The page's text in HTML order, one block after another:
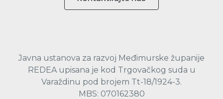
Javna ustanova za razvoj Međimurske županije
REDEA upisana je kod Trgovačkog suda u
Varaždinu pod brojem Tt-18/1924-3.
MBS: 070162380